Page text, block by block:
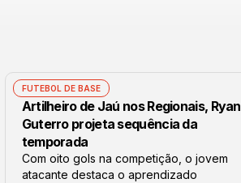
FUTEBOL DE BASE
Artilheiro de Jaú nos Regionais, Ryan
Guterro projeta sequência da
temporada
Com oito gols na competição, o jovem
atacante destaca o aprendizado